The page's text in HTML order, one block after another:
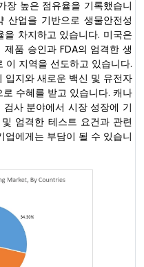
높은 점유율을 기록했습니
산업을 기반으로 생물안전성
차지하고 있습니다. 미국은
품 승인과 FDA의 엄격한 생
이 지역을 선도하고 있습니다.
입지와 새로운 백신 및 유전자
수혜를 받고 있습니다. 캐나
사 분야에서 시장 성장에 기
엄격한 테스트 요건과 관련
에게는 부담이 될 수 있습니